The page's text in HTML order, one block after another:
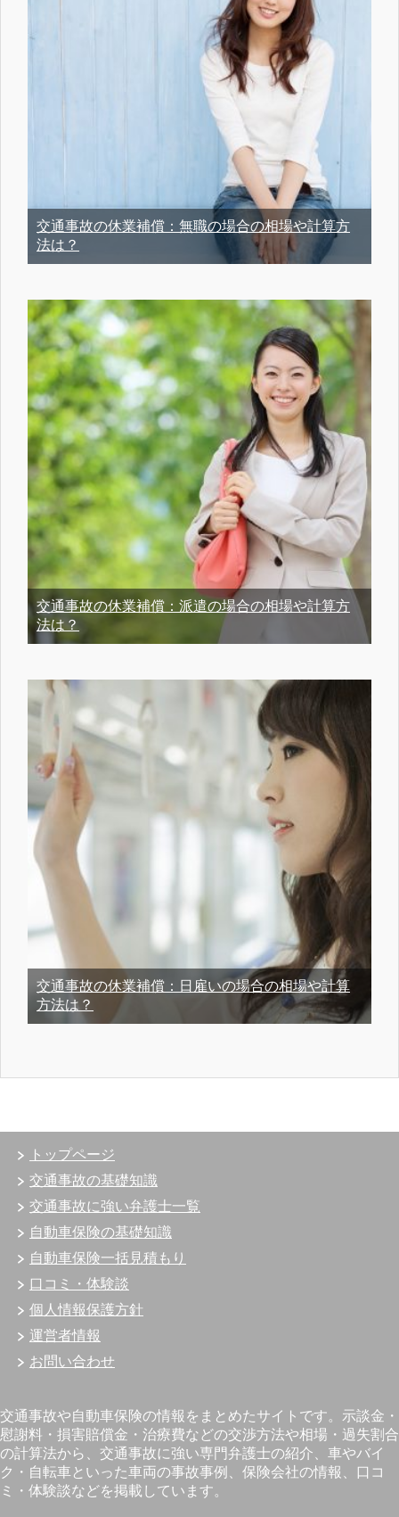
交通事故の休業補償：無職の場合の相場や計算方
法は？
交通事故の休業補償：派遣の場合の相場や計算方
法は？
交通事故の休業補償：日雇いの場合の相場や計算
方法は？
トップページ
交通事故の基礎知識
交通事故に強い弁護士一覧
自動車保険の基礎知識
自動車保険一括見積もり
口コミ・体験談
個人情報保護方針
運営者情報
お問い合わせ
交通事故や自動車保険の情報をまとめたサイトです。示談金・
慰謝料・損害賠償金・治療費などの交渉方法や相場・過失割合
の計算法から、交通事故に強い専門弁護士の紹介、車やバイ
ク・自転車といった車両の事故事例、保険会社の情報、口コ
ミ・体験談などを掲載しています。